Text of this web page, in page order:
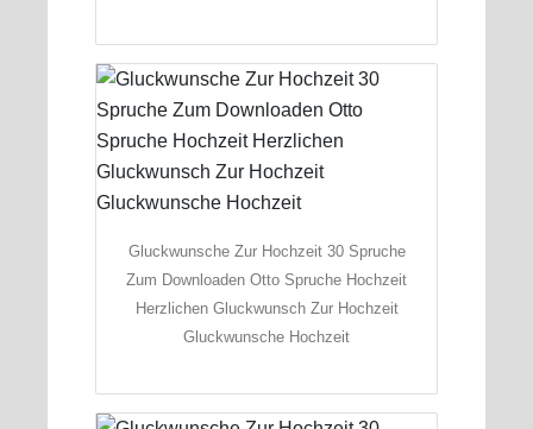
Gluckwunsche Zur Hochzeit 30 Spruche
Zum Downloaden Otto Spruche Hochzeit
Herzlichen Gluckwunsch Zur Hochzeit
Gluckwunsche Hochzeit